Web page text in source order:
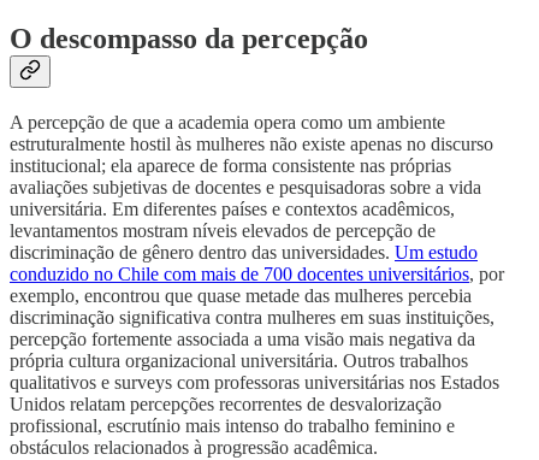
O descompasso da percepção
A percepção de que a academia opera como um ambiente
estruturalmente hostil às mulheres não existe apenas no discurso
institucional; ela aparece de forma consistente nas próprias
avaliações subjetivas de docentes e pesquisadoras sobre a vida
universitária. Em diferentes países e contextos acadêmicos,
levantamentos mostram níveis elevados de percepção de
discriminação de gênero dentro das universidades. Um estudo
conduzido no Chile com mais de 700 docentes universitários, por
exemplo, encontrou que quase metade das mulheres percebia
discriminação significativa contra mulheres em suas instituições,
percepção fortemente associada a uma visão mais negativa da
própria cultura organizacional universitária. Outros trabalhos
qualitativos e surveys com professoras universitárias nos Estados
Unidos relatam percepções recorrentes de desvalorização
profissional, escrutínio mais intenso do trabalho feminino e
obstáculos relacionados à progressão acadêmica.